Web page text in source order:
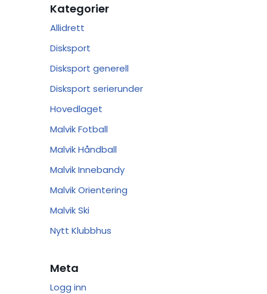
Kategorier
Allidrett
Disksport
Disksport generell
Disksport serierunder
Hovedlaget
Malvik Fotball
Malvik Håndball
Malvik Innebandy
Malvik Orientering
Malvik Ski
Nytt Klubbhus
Meta
Logg inn